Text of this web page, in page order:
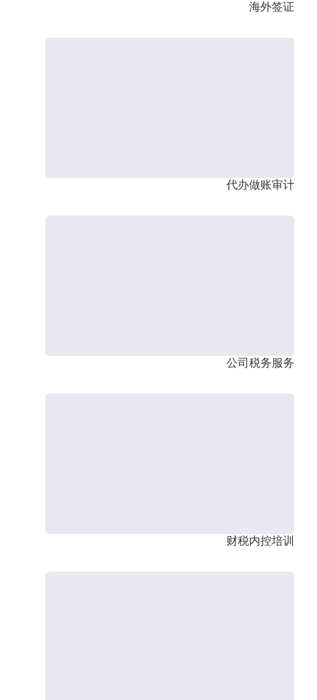
海外签证
代办做账审计
公司税务服务
财税内控培训